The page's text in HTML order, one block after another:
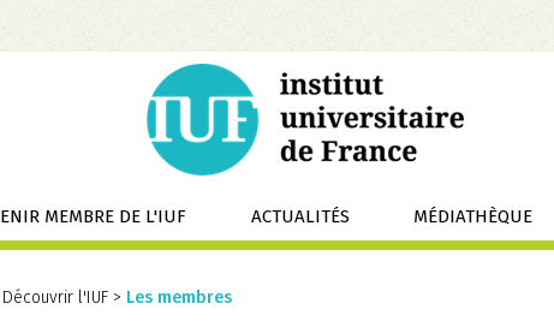
MEMBRE DE L'IUF ACTUALITÉS MÉDIATHÈQUE
Découvrir l'IUF > Les membres